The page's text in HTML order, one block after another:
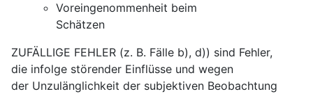
Voreingenommenheit beim
Schätzen
ZUFÄLLIGE FEHLER (z. B. Fälle b), d)) sind Fehler,
die infolge störender Einflüsse und wegen
der Unzulänglichkeit der subjektiven Beobachtung